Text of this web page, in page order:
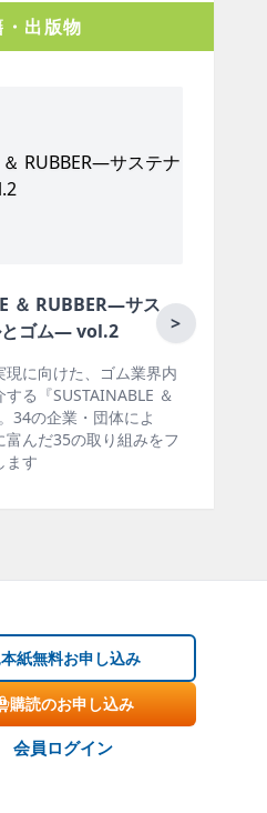
出版物
>
内
＆
フ
月刊ラバーイン
ゴム報知新聞の姉妹誌
製品・市場分野別の動
材料動向、設備・機械
ー、海外企業情報、統
本紙無料お申し込み
購読のお申し込み
会員ログイン